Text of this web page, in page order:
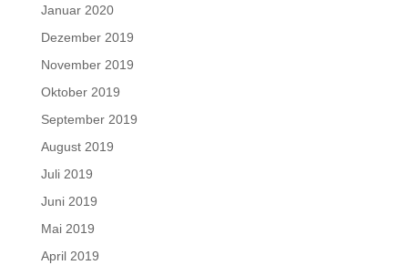
Januar 2020
Dezember 2019
November 2019
Oktober 2019
September 2019
August 2019
Juli 2019
Juni 2019
Mai 2019
April 2019